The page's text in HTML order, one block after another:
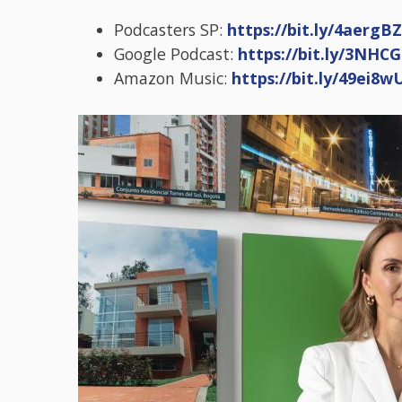
Podcasters SP: https://bit.ly/4aergBZ
Google Podcast: https://bit.ly/
Amazon Music: https://bit.ly/